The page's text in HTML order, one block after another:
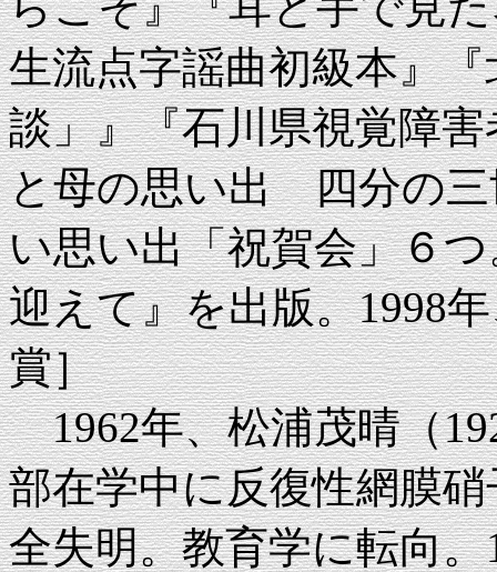
生流点字謡曲初級本』
談」』『石川県視覚障
と母の思い出 四分の三
い思い出「祝賀会」６
迎えて』を出版。1998
賞］
1962年、松浦茂晴（
部在学中に反復性網膜
全失明。教育学に転向